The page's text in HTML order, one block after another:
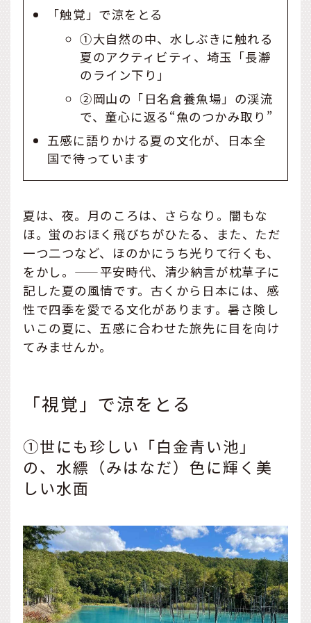
「触覚」で涼をとる
①大自然の中、水しぶきに触れる
夏のアクティビティ、埼玉「長瀞
のライン下り」
②岡山の「日名倉養魚場」の渓流
で、童心に返る“魚のつかみ取り”
五感に語りかける夏の文化が、日本全
国で待っています
夏は、夜。月のころは、さらなり。闇もな
ほ。蛍のおほく飛びちがひたる、また、ただ
一つ二つなど、ほのかにうち光りて行くも、
をかし。——平安時代、清少納言が枕草子に
記した夏の風情です。古くから日本には、感
性で四季を愛でる文化があります。暑さ険し
いこの夏に、五感に合わせた旅先に目を向け
てみませんか。
「視覚」で涼をとる
①世にも珍しい「白金青い池」
の、水縹（みはなだ）色に輝く美
しい水面